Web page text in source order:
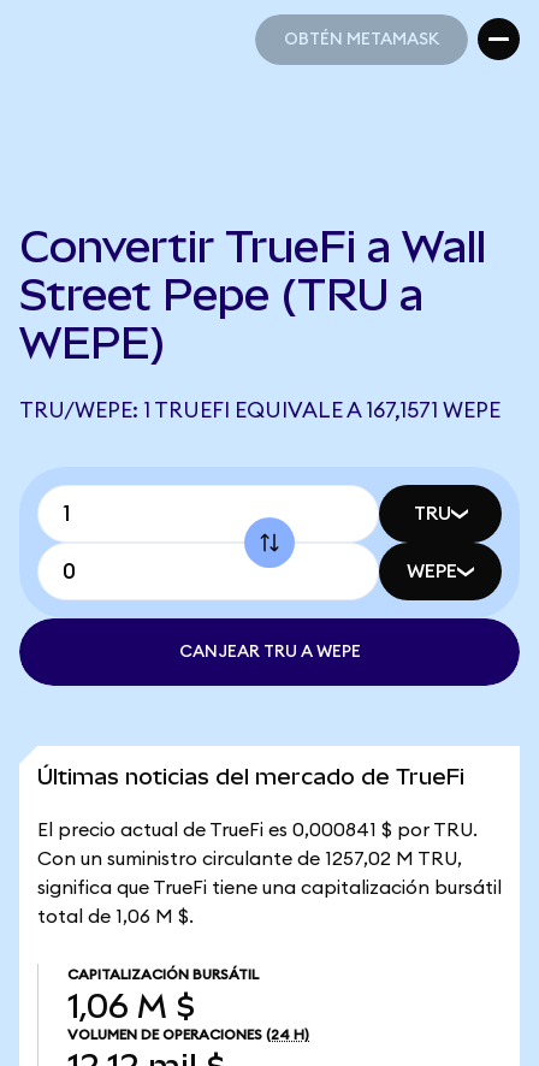
OBTÉN METAMASK
Convertir TrueFi a Wall
Street Pepe (TRU a
WEPE)
TRU/WEPE: 1 TRUEFI EQUIVALE A 167,1571 WEPE
TRU
WEPE
CANJEAR TRU A WEPE
Últimas noticias del mercado de TrueFi
El precio actual de TrueFi es 0,000841 $ por TRU.
Con un suministro circulante de 1257,02 M TRU,
significa que TrueFi tiene una capitalización bursátil
total de 1,06 M $.
CAPITALIZACIÓN BURSÁTIL
1,06 M $
VOLUMEN DE OPERACIONES (24 H)